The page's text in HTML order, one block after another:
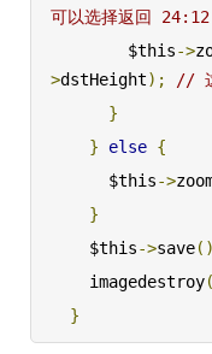
可以选择返回 24:12
        $this
->
>dstHeight);
//
}
}
else {
      $this
->
}
    $this
->save
    imagedestroy
(
}